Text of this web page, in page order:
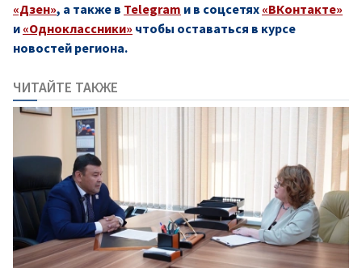
«Дзен», а также в Telegram и в соцсетях «ВКонтакте»
и «Одноклассники» чтобы оставаться в курсе
новостей региона.
ЧИТАЙТЕ ТАКЖЕ